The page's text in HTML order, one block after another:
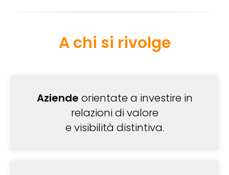
A chi si rivolge
Aziende orientate a investire in
relazioni di valore
e visibilità distintiva.